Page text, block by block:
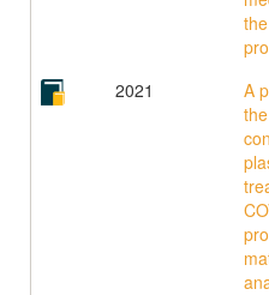
2021
A